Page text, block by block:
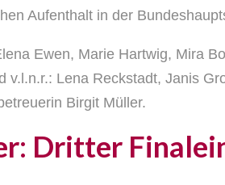
Aufenthalt in der
Ewen, Marie Hartwig, Mira
v.l.n.r.: Lena Reckstadt, Janis
Birgit Müller.
Dritter